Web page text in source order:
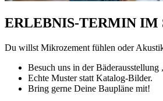
ERLEBNIS-TERMIN IM
Du willst Mikrozement fühlen oder
Besuch uns in der Bäderausstellung
Echte Muster statt Katalog-Bilder.
Bring gerne Deine Baupläne mit!